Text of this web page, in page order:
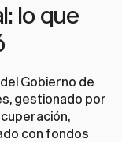
lo que
Gobierno de
gestionado por
con fondos